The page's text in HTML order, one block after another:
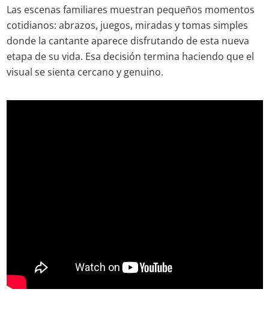
Las escenas familiares muestran pequeños momentos
cotidianos: abrazos, juegos, miradas y tomas simples
donde la cantante aparece disfrutando de esta nueva
etapa de su vida. Esa decisión termina haciendo que el
visual se sienta cercano y genuino.